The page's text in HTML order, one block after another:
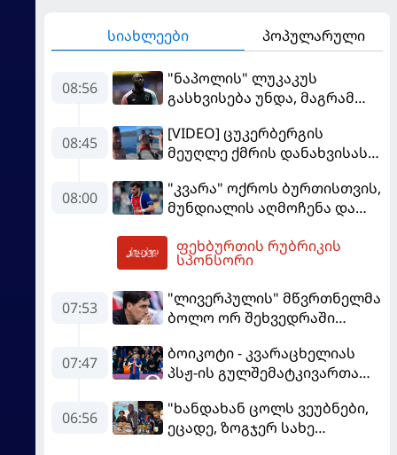
სიახლეები პოპულარული
08:56
"ნაპოლის" ლუკაკუს
გასხვისება უნდა, მაგრამ
უთანხმდება
08:45
[VIDEO] ცუკერბერგის
მეუღლე ქმრის დანახვისას
დვალიშვილი Facebook-ის
დამფუძნებელს
08:00
"კვარა" ოქროს ბურთისთვის,
მუნდიალის აღმოჩენა და
მსაჯი - ევროპის სუპერთასის
PREVIEW
ფეხბურთის რუბრიკის
სპონსორი
07:53
"ლივერპულის" მწვრთნელმა
ბოლო ორ შეხვედრაში
07:47
ბოიკოტი - კვარაცხელიას
პსჟ-ის გულშემატკივართა
გაავრცელა
06:56
"ხანდახან ცოლს ვეუბნები,
ეცადე, ზოგჯერ სახე